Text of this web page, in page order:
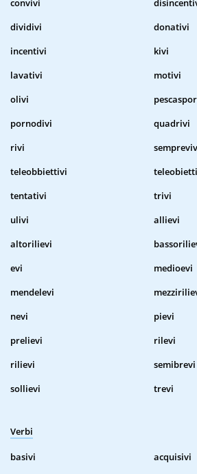
convivi
dividivi
donativi
incentivi
kivi
lavativi
motivi
olivi
pornodivi
quadrivi
rivi
teleobbiettivi
tentativi
trivi
ulivi
allievi
altorilievi
evi
medioevi
mendelevi
nevi
pievi
prelievi
rilevi
rilievi
semibrevi
sollievi
trevi
Verbi
basivi
acquisivi